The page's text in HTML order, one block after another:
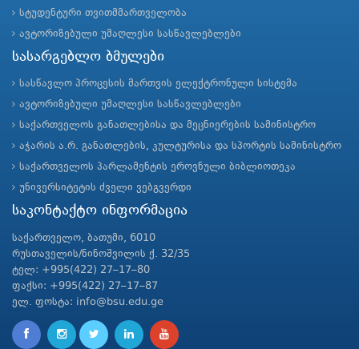
სტუდენტური თვითმმართველობა
ავტორიზებული უმაღლესი სასწავლებლები
სასარგებლო ბმულები
სასწავლო პროცესის მართვის ელექტრონული სისტემა
ავტორიზებული უმაღლესი სასწავლებლები
საქართველოს განათლებისა და მეცნიერების სამინისტრო
აჭარის ა.რ. განათლების, კულტურისა და სპორტის სამინისტრო
საქართველოს პარლამენტის ეროვნული ბიბლიოთეკა
უნივერსიტეტის ძველი ვებგვერდი
საკონტაქტო ინფორმაცია
საქართველო, ბათუმი, 6010
რუსთაველის/ნინოშვილის ქ. 32/35
ტელ: +995(422) 27–17–80
ფაქსი: +995(422) 27–17–87
ელ. ფოსტა: info@bsu.edu.ge